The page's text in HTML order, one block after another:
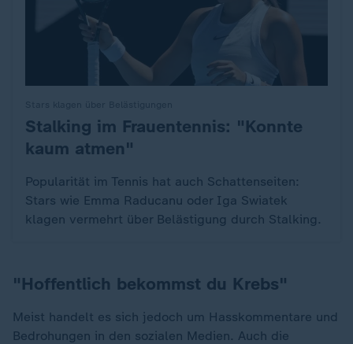
:Stalking im Frauentennis: "Konnte
kaum atmen"
Popularität im Tennis hat auch Schattenseiten:
Stars wie Emma Raducanu oder Iga Swiatek
klagen vermehrt über Belästigung durch Stalking.
"Hoffentlich bekommst du Krebs"
Meist handelt es sich jedoch um Hasskommentare und
Bedrohungen in den sozialen Medien. Auch die